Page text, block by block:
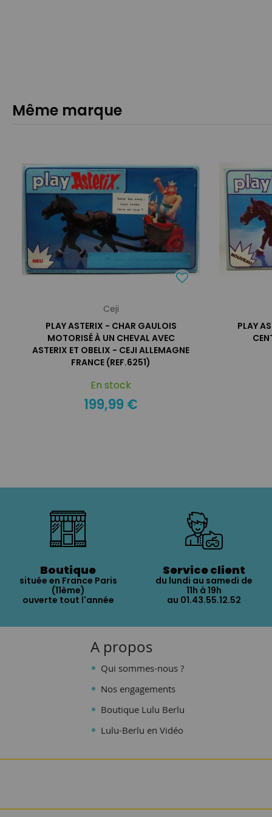
Même marque
Ceji
PLAY ASTERIX - CHAR GAULOIS
MOTORISÉ À UN CHEVAL AVEC
ASTERIX ET OBELIX - CEJI ALLEMAGNE
FRANCE (REF.6251)
En stock
199,99 €
PLAY
Boutique
située en France Paris
(11ème)
ouverte tout l'année
Service client
du lundi au samedi de
11h à 19h
au 01.43.55.12.52
A propos
Qui sommes-nous ?
Nos engagements
Boutique Lulu Berlu
Lulu-Berlu en Vidéo